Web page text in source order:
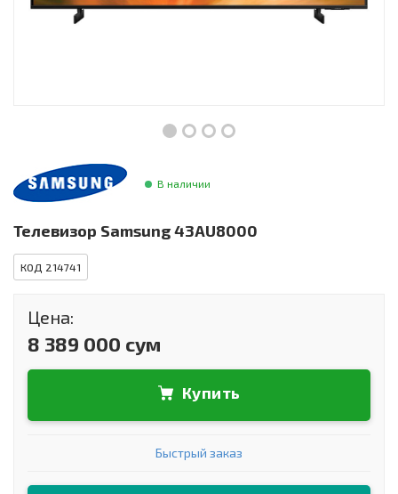
Инструменты и техника
Сантехника В наличии
Телевизор Samsung 43AU8000
КОД 214741
Цена:
8 389 000 сум
Купить
Быстрый заказ